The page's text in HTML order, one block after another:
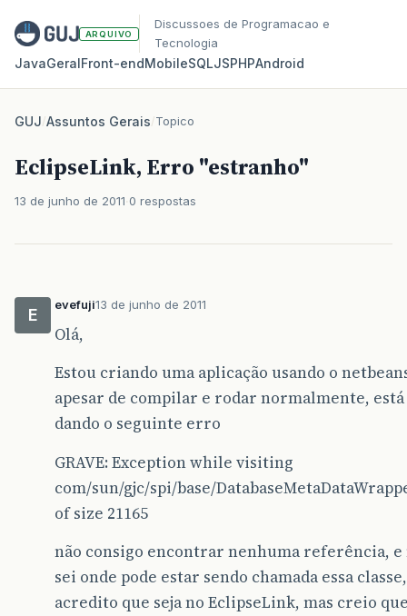
ARQUIVO
Discussoes de Programacao e
Tecnologia
JavaGeralFront‑endMobileSQLJSPHPAndroid
GUJ/Assuntos Gerais/Topico
EclipseLink, Erro "estranho"
13 de junho de 2011 0 respostas
E
evefuji13 de junho de 2011
Olá,
Estou criando uma aplicação usando o
apesar de compilar e rodar normalmente,
dando o seguinte erro
GRAVE: Exception while visiting
com/sun/gjc/spi/base/
of size 21165
não consigo encontrar nenhuma referência, e
sei onde pode estar sendo chamada essa classe,
acredito que seja no EclipseLink, mas creio